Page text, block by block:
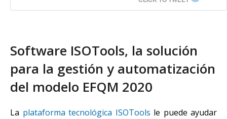
Software ISOTools, la solución
para la gestión y automatización
del modelo EFQM 2020
La plataforma tecnológica ISOTools le puede ayudar